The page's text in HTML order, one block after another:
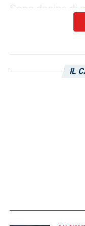
Sono decine di
le mattine in
già dalla sera
prime pagineIL